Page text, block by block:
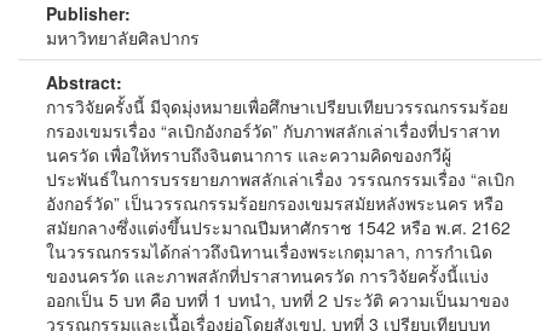
Publisher:
มหาวิทยาลัยศิลปากร
Abstract:
การวิจัยครั้งนี้ มีจุดมุ่งหมายเพื่อศึกษาเปรียบเทียบวรรณกรรมร้อย
กรองเขมรเรื่อง “ลเบิกอังกอร์วัด” กับภาพสลักเล่าเรื่องที่ปราสาท
นครวัด เพื่อให้ทราบถึงจินตนาการ และความคิดของกวีผู้
ประพันธ์ในการบรรยายภาพสลักเล่าเรื่อง วรรณกรรมเรื่อง “ลเบิก
อังกอร์วัด” เป็นวรรณกรรมร้อยกรองเขมรสมัยหลังพระนคร หรือ
สมัยกลางซึ่งแต่งขึ้นประมาณปีมหาศักราช 1542 หรือ พ.ศ. 2162
ในวรรณกรรมได้กล่าวถึงนิทานเรื่องพระเกตุมาลา, การกำเนิด
ของนครวัด และภาพสลักที่ปราสาทนครวัด การวิจัยครั้งนี้แบ่ง
ออกเป็น 5 บท คือ บทที่ 1 บทนำ, บทที่ 2 ประวัติ ความเป็นมาของ
วรรณกรรมและเนื้อเรื่องย่อโดยสังเขป, บทที่ 3 เปรียบเทียบบท